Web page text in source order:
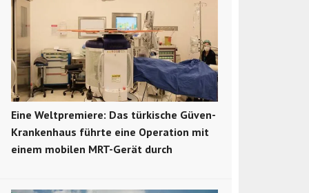
Eine Weltpremiere: Das türkische Güven-
Krankenhaus führte eine Operation mit
einem mobilen MRT-Gerät durch